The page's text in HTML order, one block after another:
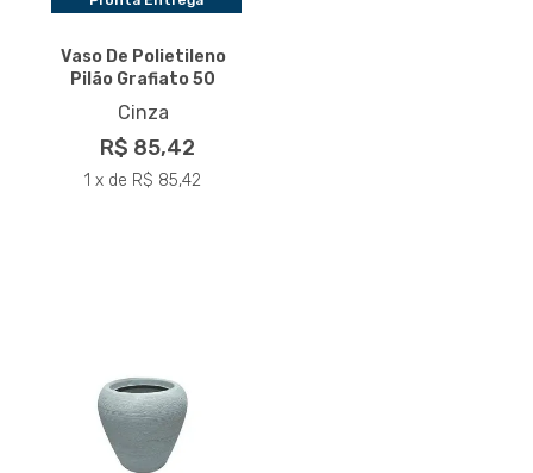
Vaso De Polietileno
Pilão Grafiato 50
Cinza
R$ 85,42
1 x de R$ 85,42